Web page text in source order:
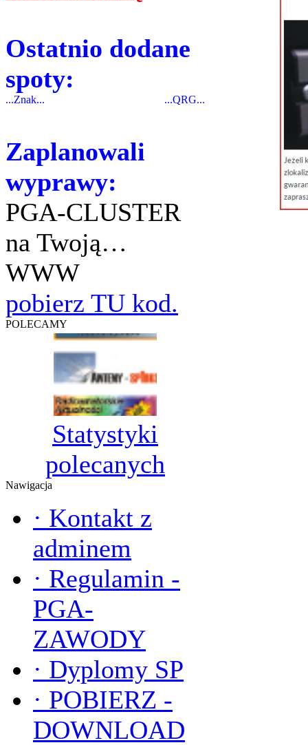
Ostatnio dodane
spoty:
...Znak... ...QRG...
Zaplanowali
wyprawy:
PGA-CLUSTER
na Twoją…
WWW
pobierz TU kod.
POLECAMY
Statystyki
polecanych
Nawigacja
· Kontakt z
adminem
· Regulamin -
PGA-
ZAWODY
· Dyplomy SP
· POBIERZ -
DOWNLOAD